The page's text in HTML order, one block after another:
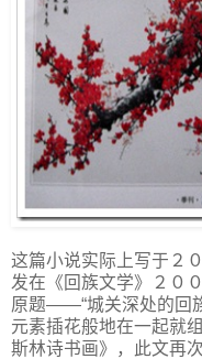
这篇小说实际上写于２
发在《回族文学》２０
原题——“城关深处的回
元素插花般地在一起就
斯林诗书画》，此文再